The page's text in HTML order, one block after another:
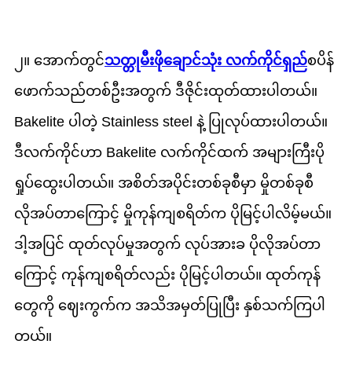
၂။ အောက်တွင်သတ္တုမီးဖိုချောင်သုံး လက်ကိုင်ရှည်စပိန်
ဖောက်သည်တစ်ဦးအတွက် ဒီဇိုင်းထုတ်ထားပါတယ်။
Bakelite ပါတဲ့ Stainless steel နဲ့ ပြုလုပ်ထားပါတယ်။
ဒီလက်ကိုင်ဟာ Bakelite လက်ကိုင်ထက် အများကြီးပို
ရှုပ်ထွေးပါတယ်။ အစိတ်အပိုင်းတစ်ခုစီမှာ မှိုတစ်ခုစီ
လိုအပ်တာကြောင့် မှိုကုန်ကျစရိတ်က ပိုမြင့်ပါလိမ့်မယ်။
ဒါ့အပြင် ထုတ်လုပ်မှုအတွက် လုပ်အားခ ပိုလိုအပ်တာ
ကြောင့် ကုန်ကျစရိတ်လည်း ပိုမြင့်ပါတယ်။ ထုတ်ကုန်
တွေကို ဈေးကွက်က အသိအမှတ်ပြုပြီး နှစ်သက်ကြပါ
တယ်။